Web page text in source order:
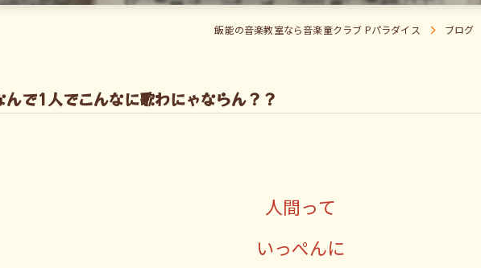
飯能の音楽教室なら音楽童クラブ Pパラダイス ブログ
で1人でこんなに歌わにゃならん？？
人間って
いっぺんに